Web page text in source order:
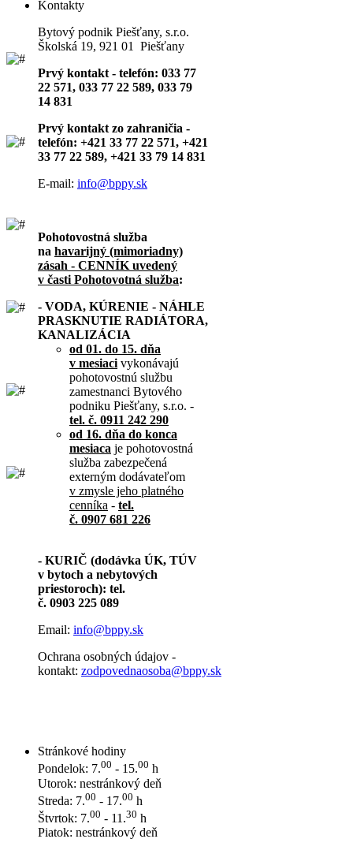
Kontakty
Bytový podnik Piešťany, s.r.o.
Školská 19, 921 01 Piešťany
Prvý kontakt - telefón: 033 77
22 571, 033 77 22 589, 033 79
14 831
Prvý kontakt zo zahraničia -
telefón: +421 33 77 22 571, +421
33 77 22 589, +421 33 79 14 831
E-mail: info@bppy.sk
Pohotovostná služba
na havarijný (mimoriadny)
zásah - CENNÍK uvedený
v časti Pohotovotná služba:
- VODA, KÚRENIE - NÁHLE
PRASKNUTIE RADIÁTORA,
KANALIZÁCIA
od 01. do 15. dňa
v mesiaci vykonávajú
pohotovostnú službu
zamestnanci Bytového
podniku Piešťany, s.r.o. -
tel. č. 0911 242 290
od 16. dňa do konca
mesiaca je pohotovostná
služba zabezpečená
externým dodávateľom
v zmysle jeho platného
cenníka - tel.
č. 0907 681 226
- KURIČ (dodávka ÚK, TÚV
v bytoch a nebytových
priestoroch): tel.
č. 0903 225 089
Email: info@bppy.sk
Ochrana osobných údajov -
kontakt: zodpovednaosoba@bppy.sk
Stránkové hodiny
Pondelok: 7.00 - 15.00 h
Utorok: nestránkový deň
Streda: 7.00 - 17.00 h
Štvrtok: 7.00 - 11.30 h
Piatok: nestránkový deň